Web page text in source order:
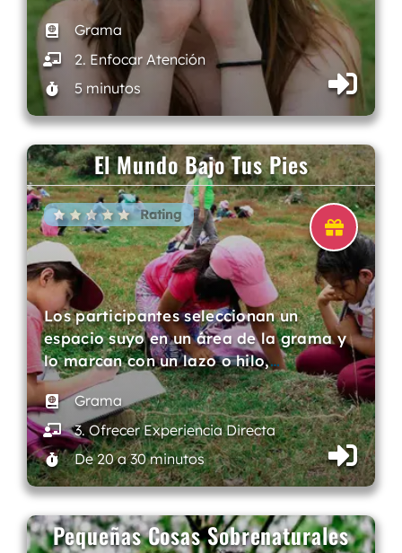
Grama
2. Enfocar Atención
5 minutos
El Mundo Bajo Tus Pies
Rating
Los participantes seleccionan un
espacio suyo en un área de la grama y
lo marcan con un lazo o hilo,…
Grama
3. Ofrecer Experiencia Directa
De 20 a 30 minutos
Pequeñas Cosas Sobrenaturales